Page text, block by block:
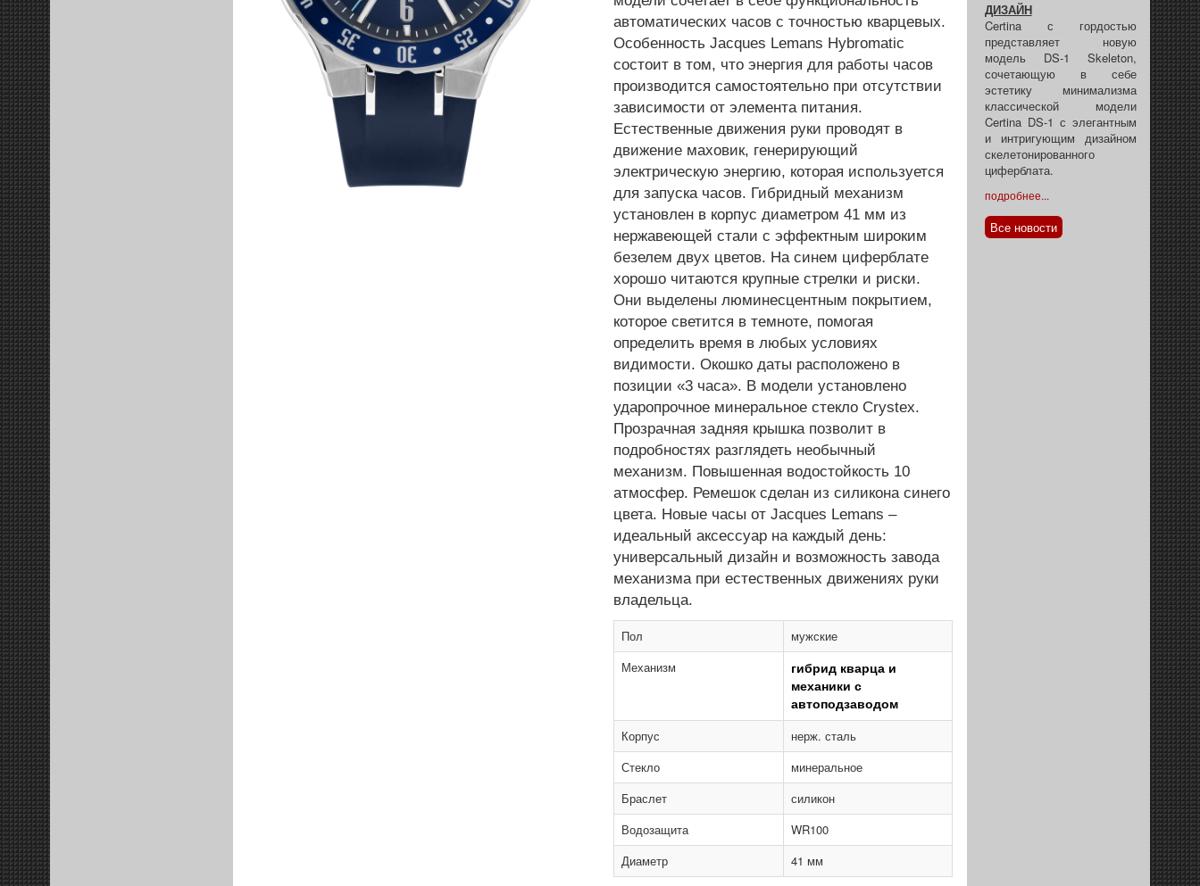
автоматических часов с точностью кварцевых.
Особенность Jacques Lemans Hybromatic
состоит в том, что энергия для работы часов
производится самостоятельно при отсутствии
зависимости от элемента питания.
Естественные движения руки проводят в
движение маховик, генерирующий
электрическую энергию, которая используется
для запуска часов. Гибридный механизм
установлен в корпус диаметром 41 мм из
нержавеющей стали с эффектным широким
безелем двух цветов. На синем циферблате
хорошо читаются крупные стрелки и риски.
Они выделены люминесцентным покрытием,
которое светится в темноте, помогая
определить время в любых условиях
видимости. Окошко даты расположено в
позиции «3 часа». В модели установлено
ударопрочное минеральное стекло Crystex.
Прозрачная задняя крышка позволит в
подробностях разглядеть необычный
механизм. Повышенная водостойкость 10
атмосфер. Ремешок сделан из силикона синего
цвета. Новые часы от Jacques Lemans –
идеальный аксессуар на каждый день:
универсальный дизайн и возможность завода
механизма при естественных движениях руки
владельца.
Пол
мужские
Механизм
гибрид кварца и
механики с
автоподзаводом
Корпус
нерж. сталь
Стекло
минеральное
Браслет
силикон
Водозащита
WR100
Диаметр
41 мм
ДИЗАЙН
Certina с гордостью
представляет новую
модель DS-1 Skeleton,
сочетающую в себе
эстетику минимализма
классической модели
Certina DS-1 с элегантным
и интригующим дизайном
скелетонированного
циферблата.
подробнее...
Все новости